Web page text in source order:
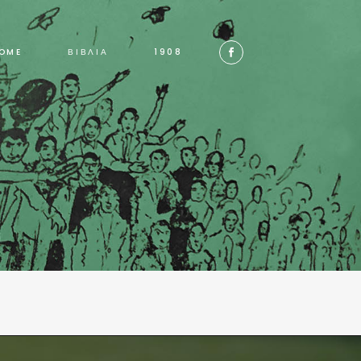
ΒΙΒΛΙΑ 1908